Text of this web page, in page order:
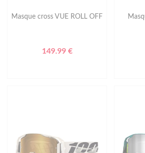
Masque cross VUE ROLL OFF
149.99 €